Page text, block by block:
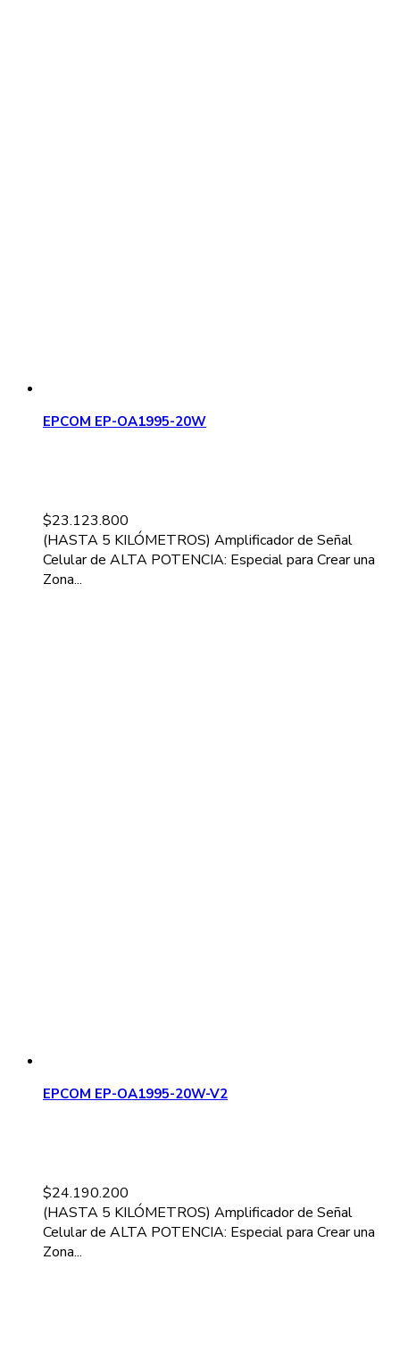
EPCOM EP-OA1995-20W
$23.123.800
(HASTA 5 KILÓMETROS) Amplificador de Señal
Celular de ALTA POTENCIA: Especial para Crear una
Zona...
EPCOM EP-OA1995-20W-V2
$24.190.200
(HASTA 5 KILÓMETROS) Amplificador de Señal
Celular de ALTA POTENCIA: Especial para Crear una
Zona...